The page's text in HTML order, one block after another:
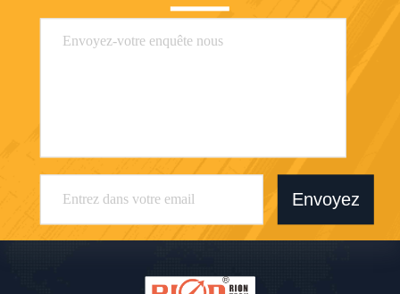
Envoyez